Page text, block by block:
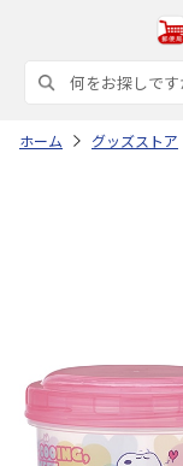
ホーム グッズストア